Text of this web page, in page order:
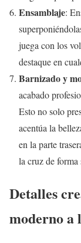
Ensamblaje:
juega con los
destaque en
Barnizado y
acabado
Esto no solo
acentúa la
en la parte
la cruz de forma
Detalles
moderno